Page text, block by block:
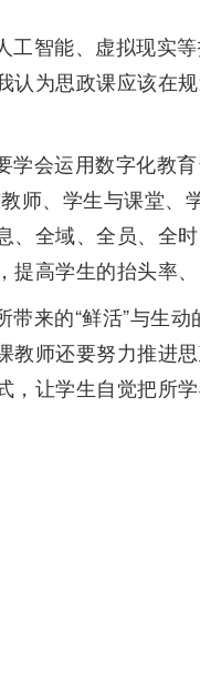
工智能、虚拟现实
认为思政课应该在
学会运用数字化教
师、学生与课堂、
、全域、全员、全
提高学生的抬头率、
带来的“鲜活”与生
教师还要努力推进
，让学生自觉把所